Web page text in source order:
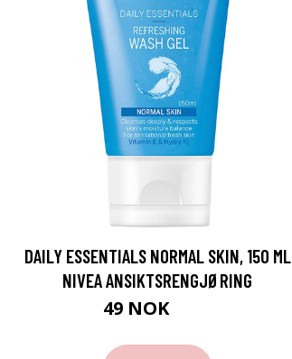
DAILY ESSENTIALS NORMAL SKIN, 150 ML
NIVEA ANSIKTSRENGJØRING
49 NOK